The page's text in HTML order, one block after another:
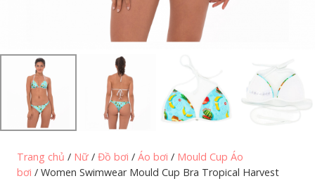
Trang chủ / Nữ / Đồ bơi / Áo bơi / Mould Cup Áo
bơi / Women Swimwear Mould Cup Bra Tropical Harvest